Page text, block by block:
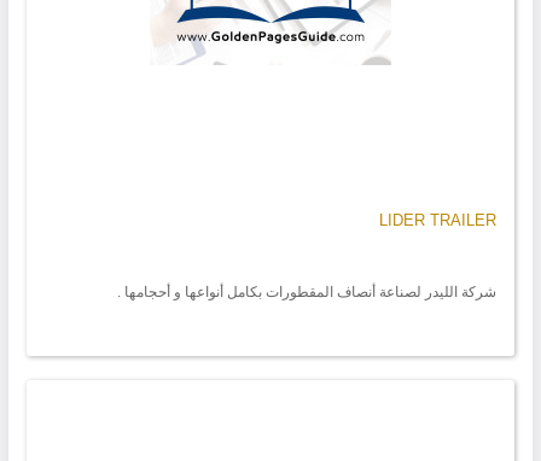
LIDER TRAILER
شركة الليدر لصناعة أنصاف المقطورات بكامل أنواعها و أحجامها .